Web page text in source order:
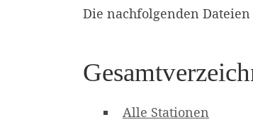
Die nachfolgenden
Alle Stationen